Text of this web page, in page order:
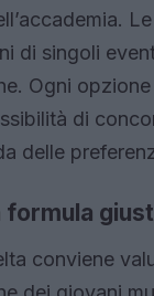
di singoli
Ogni
di
delle
formula
conviene